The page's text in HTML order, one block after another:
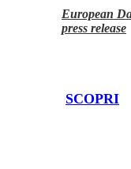
European
press release
SCOPRI